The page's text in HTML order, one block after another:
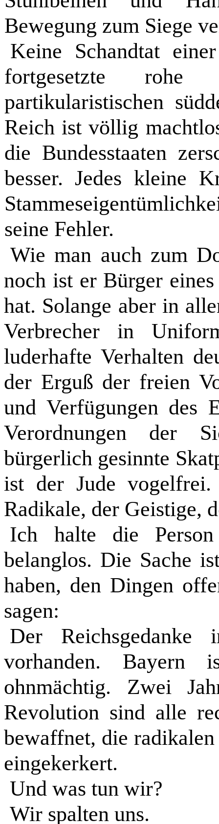
Bewegung zum Siege
Keine Schandtat
fortgesetzte rohe
partikularistischen
Reich ist völlig
die Bundesstaaten
besser. Jedes kleine
seine Fehler.
Wie man auch zum
noch ist er Bürger
hat. Solange aber in
Verbrecher in
luderhafte Verhalten
der Erguß der freien
und Verfügungen des
Verordnungen der
bürgerlich gesinnte
ist der Jude
Radikale, der Geistige,
Ich halte die
belanglos. Die Sache
haben, den Dingen
sagen:
Der
vorhanden. Bayern
ohnmächtig. Zwei
Revolution sind alle
bewaffnet, die
eingekerkert.
Und was tun wir?
Wir spalten uns.